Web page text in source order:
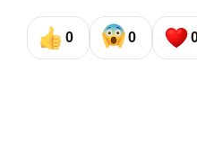
0 0